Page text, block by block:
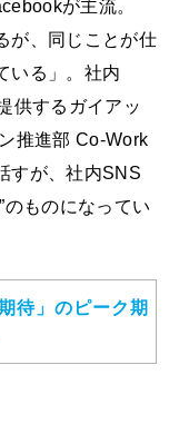
が主流。
が、同じことが仕
いる」。社内
供するガイアッ
推進部 Co-Work
すが、社内SNS
のものになってい
待」のピーク期